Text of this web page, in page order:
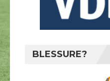
BLESSURE?